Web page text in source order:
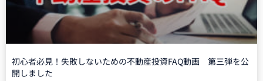
初心者必見！失敗しないための不動産投資FAQ動画 第三弾を公
開しました